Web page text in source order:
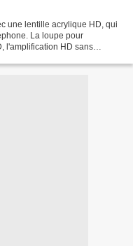
une lentille acrylique HD, qui
La loupe pour
l'amplification HD sans